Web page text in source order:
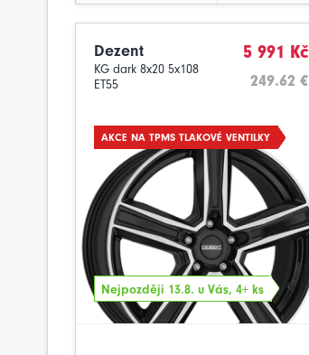
Dezent
KG dark 8x20 5x108
ET55
5 991 Kč
249.62 €
AKCE NA TPMS TLAKOVÉ VENTILKY
Nejpozději 13.8. u Vás, 4+ ks